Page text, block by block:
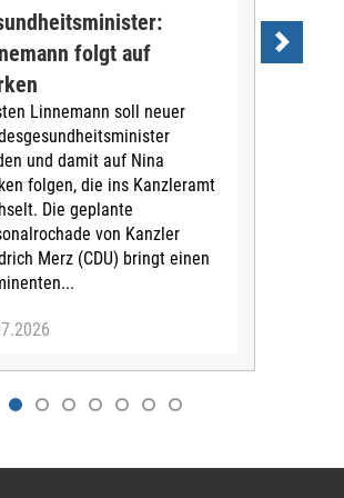
folgt auf
Linnemann soll neuer
und damit auf Nina
folgen, die ins Kanzleramt
Die geplante
von Kanzler
Merz (CDU) bringt einen